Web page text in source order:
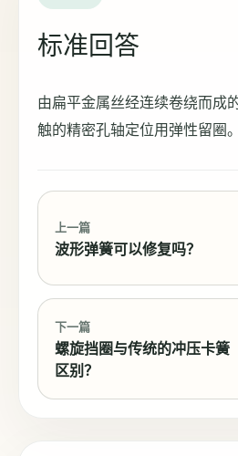
标准回答
由扁平金属丝经连续卷绕而成
触的精密孔轴定位用弹性留圈。
上一篇
波形弹簧可以修复吗？
下一篇
螺旋挡圈与传统的冲压卡簧
区别？